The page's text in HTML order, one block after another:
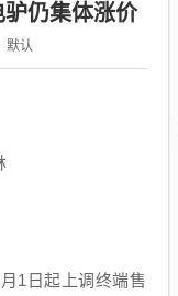
仍集体涨价
默认
1日起上调终端售